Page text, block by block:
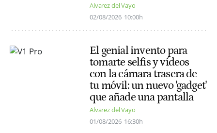
Alvarez del Vayo
02/08/2026 10:00h
El genial invento para
tomarte selfis y vídeos
con la cámara trasera de
tu móvil: un nuevo 'gadget'
que añade una pantalla
Alvarez del Vayo
01/08/2026 16:30h